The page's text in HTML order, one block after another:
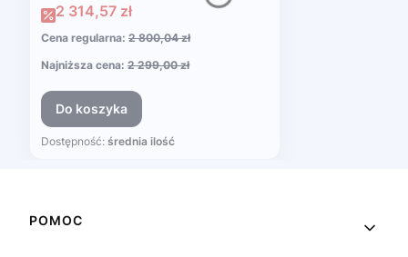
Cena promocyjna
2 314,57 zł
Cena regularna: 2 800,04 zł
Najniższa cena: 2 299,00 zł
Do koszyka
Dostępność: średnia ilość
Linki w stopce
POMOC